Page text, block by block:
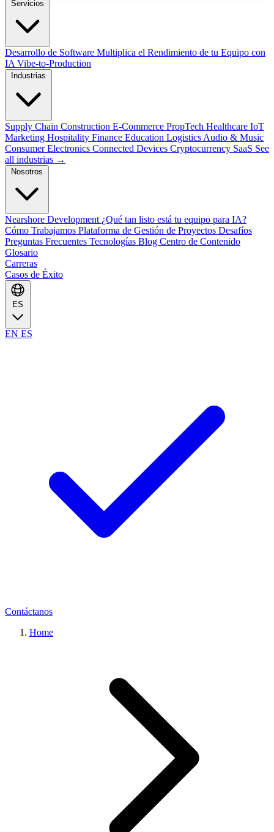
Desarrollo de Software Multiplica el Rendimiento de tu Equipo con
IA Vibe-to-Production
Supply Chain Construction E-Commerce PropTech Healthcare IoT
Marketing Hospitality Finance Education Logistics Audio & Music
Consumer Electronics Connected Devices Cryptocurrency SaaS See
all industrias →
Nearshore Development ¿Qué tan listo está tu equipo para IA?
Cómo Trabajamos Plataforma de Gestión de Proyectos Desafíos
Preguntas Frecuentes Tecnologías Blog Centro de Contenido
Glosario
Carreras
Casos de Éxito
EN ES
Contáctanos
Home